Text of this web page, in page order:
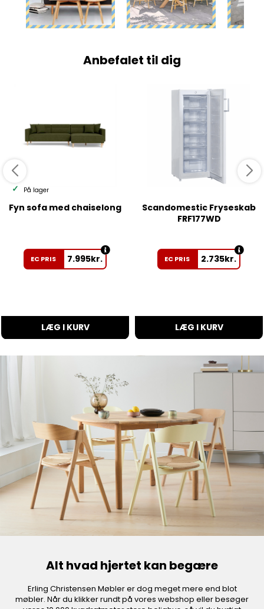
Anbefalet til dig
På lager
Fyn sofa med chaiselong
EC PRIS 7.995kr.
LÆG I KURV
Scandomestic Fryseskab
FRF177WD
EC PRIS 2.735kr.
LÆG I KURV
Alt hvad hjertet kan begære
Erling Christensen Møbler er dog meget mere end blot
møbler. Når du klikker rundt på vores webshop eller besøger